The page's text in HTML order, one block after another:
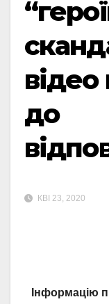
до
КВІ 23, 2020
Інформацію